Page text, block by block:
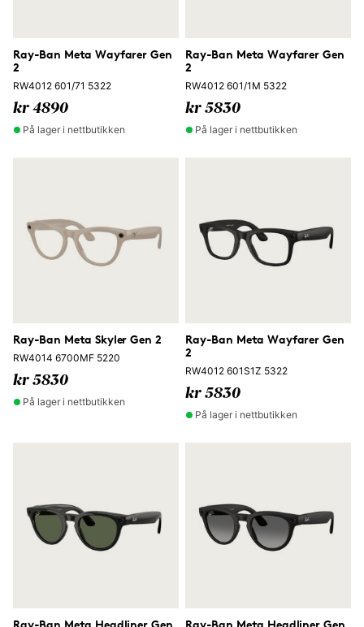
Ray-Ban Meta Wayfarer Gen
2
RW4012 601/71 5322
kr 4890
På lager i nettbutikken
Ray-Ban Meta Wayfarer Gen
2
RW4012 601/1M 5322
kr 5830
På lager i nettbutikken
Ray-Ban Meta Skyler Gen 2
RW4014 6700MF 5220
kr 5830
På lager i nettbutikken
Ray-Ban Meta Wayfarer Gen
2
RW4012 601S1Z 5322
kr 5830
På lager i nettbutikken
Ray-Ban Meta Headliner Gen Ray-Ban Meta Headliner Gen